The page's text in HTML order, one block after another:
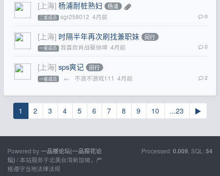
[上海] 杨浦耐桩熟妇 杨浦
二星成员 sgr258012 4月前 0
[上海] 时隔半年再次刷找兼职妹 闵行
一星成员 我喜欢肖战蔡徐坤 4月前 0
[上海] sps爽记 闵行
一星成员 ← 不浪不游戏111 4月前 2
1 2 3 4 5 6 7 8 9 10 ...23 ▶
Powered by一品楼论坛(一品探花论
坛)/ 本站服务于北美台湾新加坡，严
格遵守当地法律法规
Processed: 0.009 , SQL: 54